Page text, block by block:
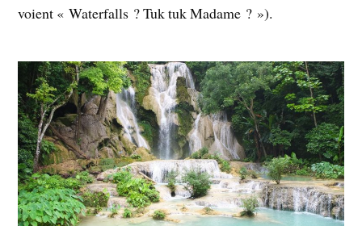
voient « Waterfalls ? Tuk tuk Madame ? »).